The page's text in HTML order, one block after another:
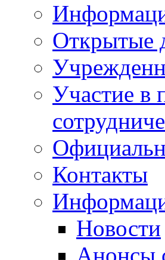
Открытые
Участие в
Контакты
Новости